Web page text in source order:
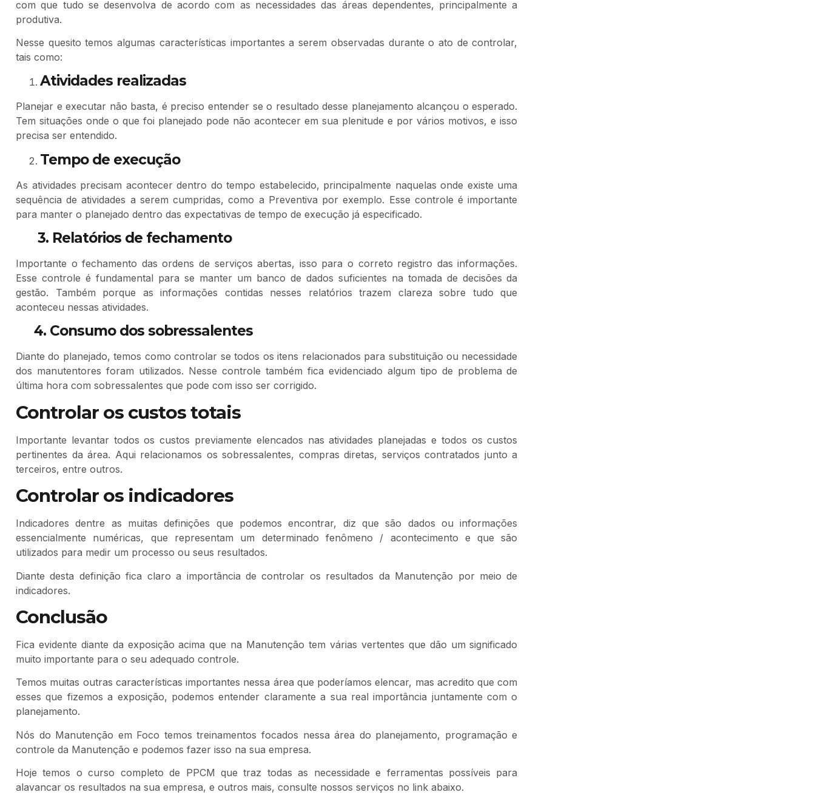
com que tudo se desenvolva de acordo com as necessidades das áreas dependentes, principalmente a
produtiva.
Nesse quesito temos algumas características importantes a serem observadas durante o ato de controlar,
tais como:
Atividades realizadas
Planejar e executar não basta, é preciso entender se o resultado desse planejamento alcançou o esperado.
Tem situações onde o que foi planejado pode não acontecer em sua plenitude e por vários motivos, e isso
precisa ser entendido.
Tempo de execução
As atividades precisam acontecer dentro do tempo estabelecido, principalmente naquelas onde existe uma
sequência de atividades a serem cumpridas, como a Preventiva por exemplo. Esse controle é importante
para manter o planejado dentro das expectativas de tempo de execução já especificado.
3. Relatórios de fechamento
Importante o fechamento das ordens de serviços abertas, isso para o correto registro das informações.
Esse controle é fundamental para se manter um banco de dados suficientes na tomada de decisões da
gestão. Também porque as informações contidas nesses relatórios trazem clareza sobre tudo que
aconteceu nessas atividades.
4. Consumo dos sobressalentes
Diante do planejado, temos como controlar se todos os itens relacionados para substituição ou necessidade
dos manutentores foram utilizados. Nesse controle também fica evidenciado algum tipo de problema de
última hora com sobressalentes que pode com isso ser corrigido.
Controlar os custos totais
Importante levantar todos os custos previamente elencados nas atividades planejadas e todos os custos
pertinentes da área. Aqui relacionamos os sobressalentes, compras diretas, serviços contratados junto a
terceiros, entre outros.
Controlar os indicadores
Indicadores dentre as muitas definições que podemos encontrar, diz que são dados ou informações
essencialmente numéricas, que representam um determinado fenômeno / acontecimento e que são
utilizados para medir um processo ou seus resultados.
Diante desta definição fica claro a importância de controlar os resultados da Manutenção por meio de
indicadores.
Conclusão
Fica evidente diante da exposição acima que na Manutenção tem várias vertentes que dão um significado
muito importante para o seu adequado controle.
Temos muitas outras características importantes nessa área que poderíamos elencar, mas acredito que com
esses que fizemos a exposição, podemos entender claramente a sua real importância juntamente com o
planejamento.
Nós do Manutenção em Foco temos treinamentos focados nessa área do planejamento, programação e
controle da Manutenção e podemos fazer isso na sua empresa.
Hoje temos o curso completo de PPCM que traz todas as necessidade e ferramentas possíveis para
alavancar os resultados na sua empresa, e outros mais, consulte nossos serviços no link abaixo.